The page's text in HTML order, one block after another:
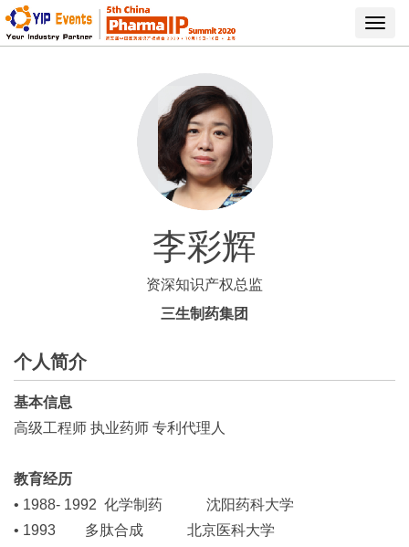
李彩辉
资深知识产权总监
三生制药集团
个人简介
基本信息
高级工程师 执业药师 专利代理人
教育经历
• 1988- 1992 化学制药 沈阳药科大学
• 1993 多肽合成 北京医科大学